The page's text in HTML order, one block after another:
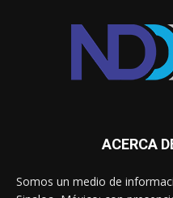
ACERCA
Somos un medio de